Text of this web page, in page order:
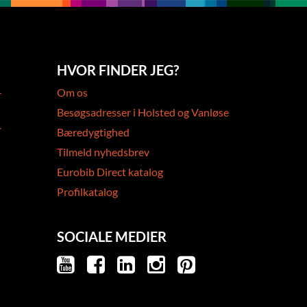
HVOR FINDER JEG?
Om os
Besøgsadresser i Holsted og Vanløse
Bæredygtighed
Tilmeld nyhedsbrev
Eurobib Direct katalog
Profilkatalog
SOCIALE MEDIER